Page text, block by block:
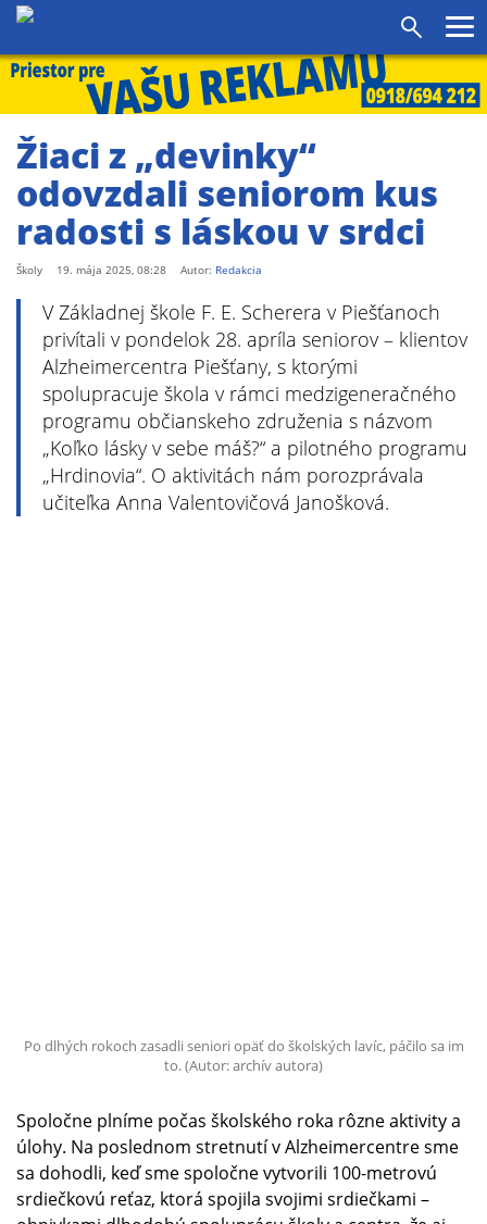
Žiaci z „devinky“
odovzdali seniorom kus
radosti s láskou v srdci
Školy 19. mája 2025, 08:28 Autor: Redakcia
V Základnej škole F. E. Scherera v Piešťanoch
privítali v pondelok 28. apríla seniorov – klientov
Alzheimercentra Piešťany, s ktorými
spolupracuje škola v rámci medzigeneračného
programu občianskeho združenia s názvom
„Koľko lásky v sebe máš?“ a pilotného programu
„Hrdinovia“. O aktivitách nám porozprávala
učiteľka Anna Valentovičová Janošková.
Po dlhých rokoch zasadli seniori opäť do školských lavíc, páčilo sa im
to. (Autor: archív autora)
Spoločne plníme počas školského roka rôzne aktivity a
úlohy. Na poslednom stretnutí v Alzheimercentre sme
sa dohodli, keď sme spoločne vytvorili 100-metrovú
srdiečkovú reťaz, ktorá spojila svojimi srdiečkami –